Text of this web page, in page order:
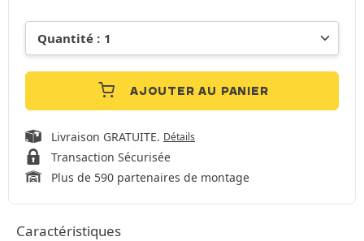
AJOUTER AU PANIER
Livraison GRATUITE. Détails
Transaction Sécurisée
Plus de 590 partenaires de montage
Caractéristiques